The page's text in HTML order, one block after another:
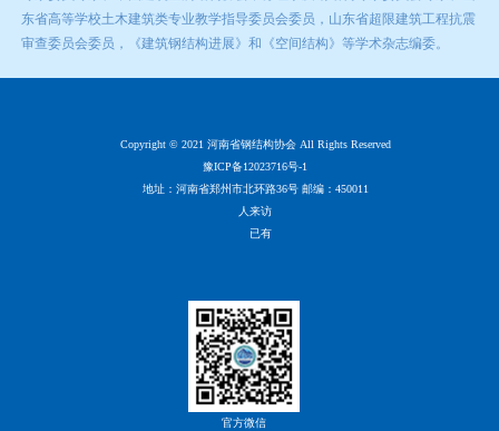
东省高等学校土木建筑类专业教学指导委员会委员，山东省超限建筑工程抗震
审查委员会委员，《建筑钢结构进展》和《空间结构》等学术杂志编委。
Copyright © 2021 河南省钢结构协会 All Rights Reserved
豫ICP备12023716号-1
地址：河南省郑州市北环路36号 邮编：450011
人来访
已有
官方微信